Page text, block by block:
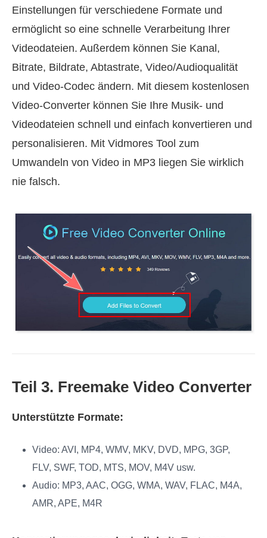
Einstellungen für verschiedene Formate und
ermöglicht so eine schnelle Verarbeitung Ihrer
Videodateien. Außerdem können Sie Kanal,
Bitrate, Bildrate, Abtastrate, Video/Audioqualität
und Video-Codec ändern. Mit diesem kostenlosen
Video-Converter können Sie Ihre Musik- und
Videodateien schnell und einfach konvertieren und
personalisieren. Mit Vidmores Tool zum
Umwandeln von Video in MP3 liegen Sie wirklich
nie falsch.
Teil 3. Freemake Video Converter
Unterstützte Formate:
Video: AVI, MP4, WMV, MKV, DVD, MPG, 3GP,
FLV, SWF, TOD, MTS, MOV, M4V usw.
Audio: MP3, AAC, OGG, WMA, WAV, FLAC, M4A,
AMR, APE, M4R